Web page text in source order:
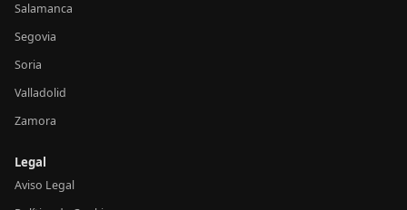
Salamanca
Segovia
Soria
Valladolid
Zamora
Legal
Aviso Legal